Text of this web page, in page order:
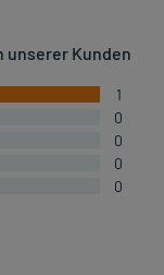
unserer Kunden
1
0
0
0
0